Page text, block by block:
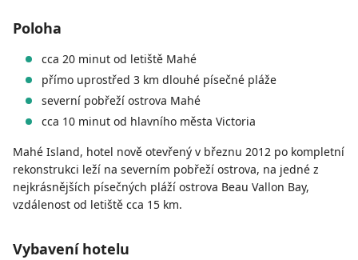
Poloha
cca 20 minut od letiště Mahé
přímo uprostřed 3 km dlouhé písečné pláže
severní pobřeží ostrova Mahé
cca 10 minut od hlavního města Victoria
Mahé Island, hotel nově otevřený v březnu 2012 po kompletní
rekonstrukci leží na severním pobřeží ostrova, na jedné z
nejkrásnějších písečných pláží ostrova Beau Vallon Bay,
vzdálenost od letiště cca 15 km.
Vybavení hotelu